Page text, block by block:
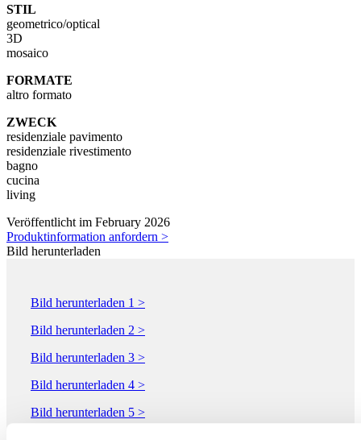
STIL
geometrico/optical
3D
mosaico
FORMATE
altro formato
ZWECK
residenziale pavimento
residenziale rivestimento
bagno
cucina
living
Veröffentlicht im February 2026
Produktinformation anfordern >
Bild herunterladen
Bild herunterladen 1 >
Bild herunterladen 2 >
Bild herunterladen 3 >
Bild herunterladen 4 >
Bild herunterladen 5 >